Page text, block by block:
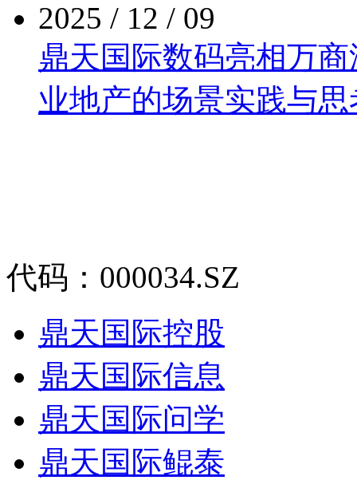
2025 / 12 / 09
鼎天国际数码亮相万商
业地产的场景实践与思
代码：000034.SZ
鼎天国际控股
鼎天国际信息
鼎天国际问学
鼎天国际鲲泰